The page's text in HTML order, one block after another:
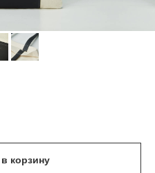
корзину